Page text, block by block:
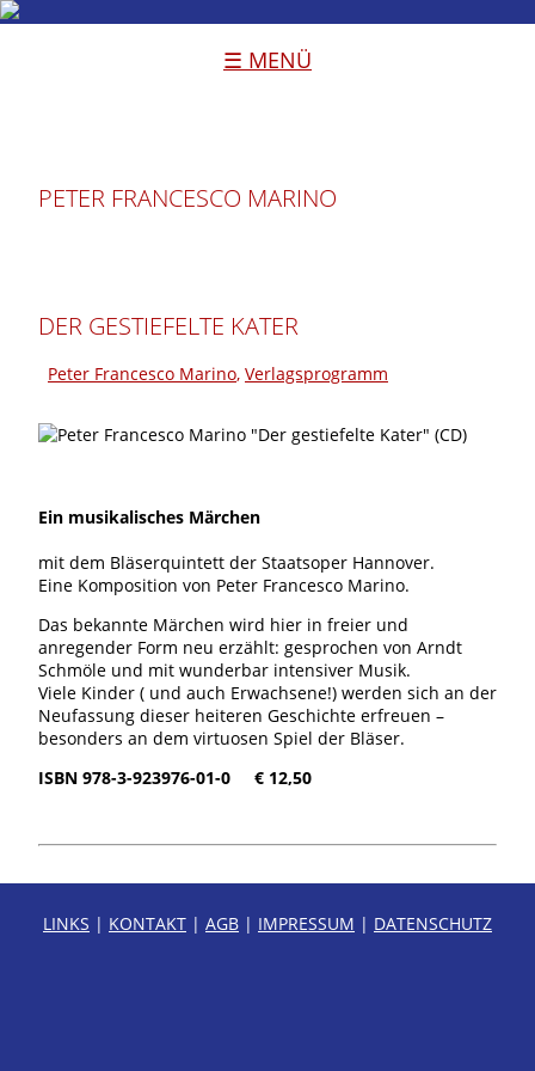
☰ MENÜ
PETER FRANCESCO MARINO
DER GESTIEFELTE KATER
Peter Francesco Marino, Verlagsprogramm
Ein musikalisches Märchen
mit dem Bläserquintett der Staatsoper Hannover.
Eine Komposition von Peter Francesco Marino.
Das bekannte Märchen wird hier in freier und
anregender Form neu erzählt: gesprochen von Arndt
Schmöle und mit wunderbar intensiver Musik.
Viele Kinder ( und auch Erwachsene!) werden sich an der
Neufassung dieser heiteren Geschichte erfreuen –
besonders an dem virtuosen Spiel der Bläser.
ISBN 978-3-923976-01-0 € 12,50
LINKS | KONTAKT | AGB | IMPRESSUM | DATENSCHUTZ